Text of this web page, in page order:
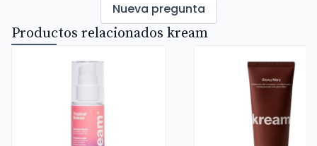
Nueva pregunta
Productos relacionados kream